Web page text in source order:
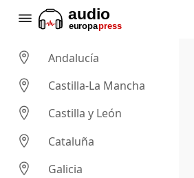
Andalucía
Castilla-La Mancha
Castilla y León
Cataluña
Galicia